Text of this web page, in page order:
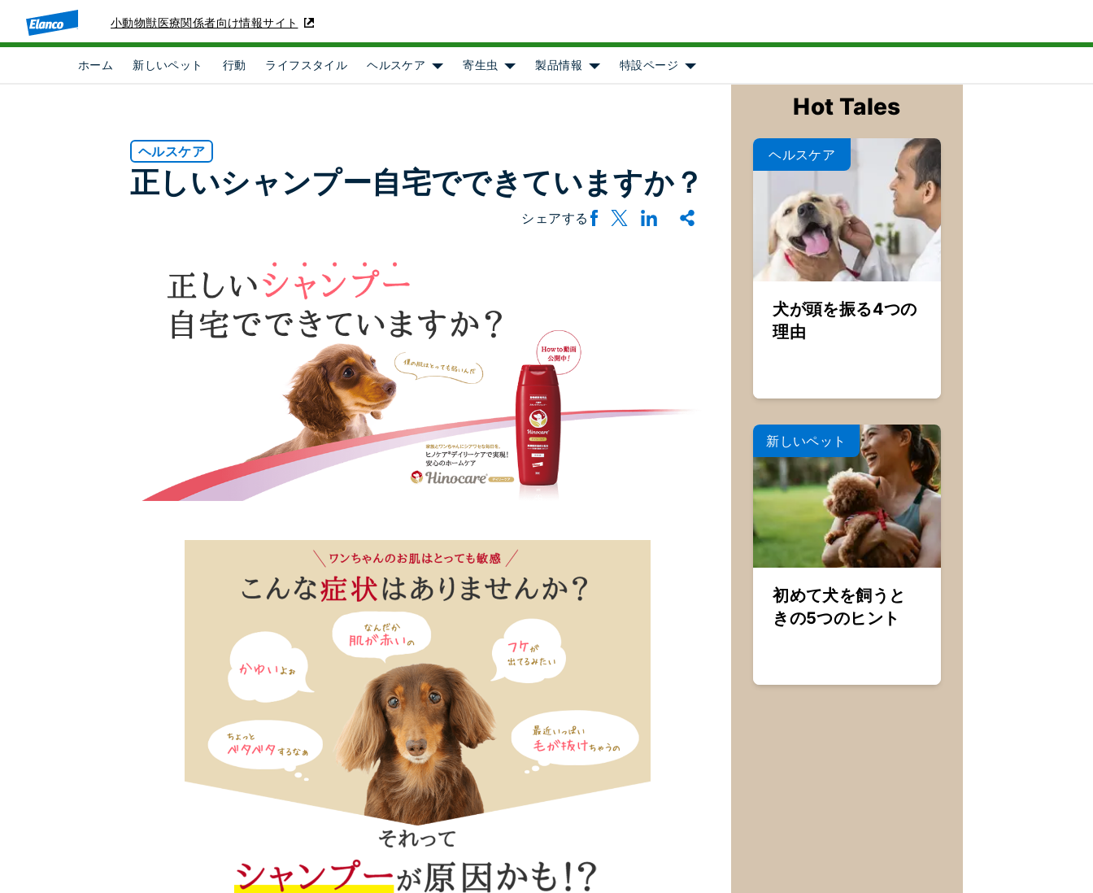
小動物獣医療関係者向け情報サイト
ホーム 新しいペット 行動 ライフスタイル
ヘルスケア
寄生虫
製品情報
特設ページ
ヘルスケア
正しいシャンプー自宅でできていますか？
シェアする
Hot Tales
ヘルスケア
犬が頭を振る4つの
理由
新しいペット
初めて犬を飼うと
きの5つのヒント